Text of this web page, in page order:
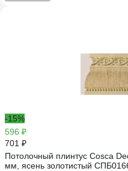
-15%
596 ₽
701 ₽
Потолочный плинтус Cosca
мм, ясень золотистый